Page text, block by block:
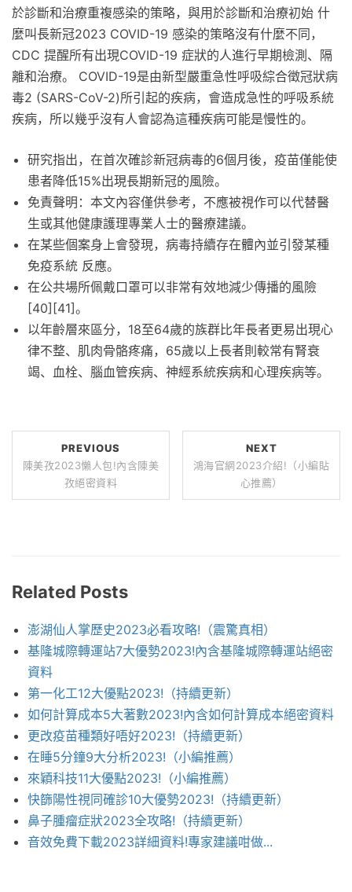
於診斷和治療重複感染的策略，與用於診斷和治療初始 什
麼叫長新冠2023 COVID-19 感染的策略沒有什麼不同，
CDC 提醒所有出現COVID-19 症狀的人進行早期檢測、隔
離和治療。 COVID-19是由新型嚴重急性呼吸綜合徵冠狀病
毒2 (SARS-CoV-2)所引起的疾病，會造成急性的呼吸系統
疾病，所以幾乎沒有人會認為這種疾病可能是慢性的。
研究指出，在首次確診新冠病毒的6個月後，疫苗僅能使
患者降低15%出現長期新冠的風險。
免責聲明：本文內容僅供參考，不應被視作可以代替醫
生或其他健康護理專業人士的醫療建議。
在某些個案身上會發現，病毒持續存在體內並引發某種
免疫系統 反應。
在公共場所佩戴口罩可以非常有效地減少傳播的風險
[40][41]。
以年齡層來區分，18至64歲的族群比年長者更易出現心
律不整、肌肉骨骼疼痛，65歲以上長者則較常有腎衰
竭、血栓、腦血管疾病、神經系統疾病和心理疾病等。
PREVIOUS
陳美孜2023懶人包!內含陳美
孜絕密資料
NEXT
鴻海官網2023介紹!（小編貼
心推薦）
Related Posts
澎湖仙人掌歷史2023必看攻略!（震驚真相）
基隆城際轉運站7大優勢2023!內含基隆城際轉運站絕密
資料
第一化工12大優點2023!（持續更新）
如何計算成本5大著數2023!內含如何計算成本絕密資料
更改疫苗種類好唔好2023!（持續更新）
在睡5分鐘9大分析2023!（小編推薦）
來穎科技11大優點2023!（小編推薦）
快篩陽性視同確診10大優勢2023!（持續更新）
鼻子腫瘤症狀2023全攻略!（持續更新）
音效免費下載2023詳細資料!專家建議咁做...